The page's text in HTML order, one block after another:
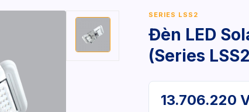
SERIES LSS2
Đèn LED
(Series
13.706.220